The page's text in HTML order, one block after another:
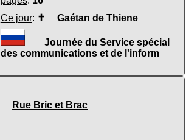
Ce jour: ✝ Gaétan de Thiene
Journée du Service spécial
des communications et de l'inform
Rue Bric et Brac